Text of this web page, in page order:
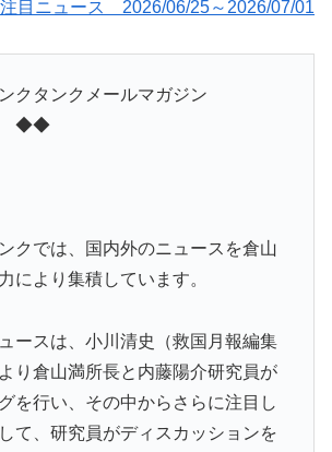
目ニュース 2026/06/25～2026/07/01
タンクメールマガジン
◆◆
クでは、国内外のニュースを倉山
により集積しています。
ースは、小川清史（救国月報編集
り倉山満所長と内藤陽介研究員が
を行い、その中からさらに注目し
て、研究員がディスカッションを